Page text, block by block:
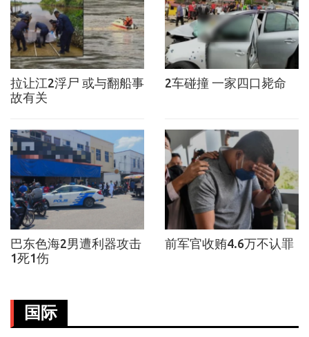
拉让江2浮尸 或与翻船事
故有关
2车碰撞 一家四口毙命
巴东色海2男遭利器攻击
1死1伤
前军官收贿4.6万不认罪
国际